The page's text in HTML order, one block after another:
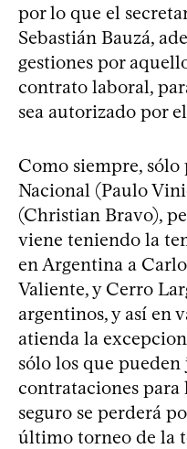
por lo que el
Sebastián Bauzá,
gestiones por
contrato laboral,
sea autorizado por
Como siempre,
Nacional (Paulo
(Christian Bravo),
viene teniendo la
en Argentina a
Valiente, y Cerro
argentinos, y así en
atienda la
sólo los que pueden
contrataciones para
seguro se perderá
último torneo de la